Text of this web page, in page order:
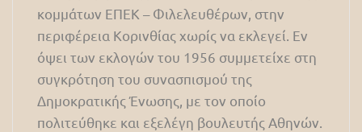
κομμάτων ΕΠΕΚ – Φιλελευθέρων, στην
περιφέρεια Κορινθίας χωρίς να εκλεγεί. Εν
όψει των εκλογών του 1956 συμμετείχε στη
συγκρότηση του συνασπισμού της
Δημοκρατικής Ένωσης, με τον οποίο
πολιτεύθηκε και εξελέγη βουλευτής Αθηνών.